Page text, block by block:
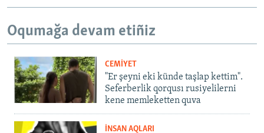
Oqumağa devam etiñiz
CEMİYET
"Er şeyni eki künde taşlap kettim".
Seferberlik qorqusı rusiyelilerni
kene memleketten quva
İNSAN AQLARI